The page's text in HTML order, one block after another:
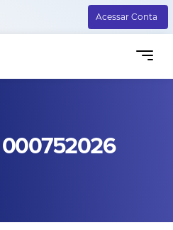
Acessar Conta